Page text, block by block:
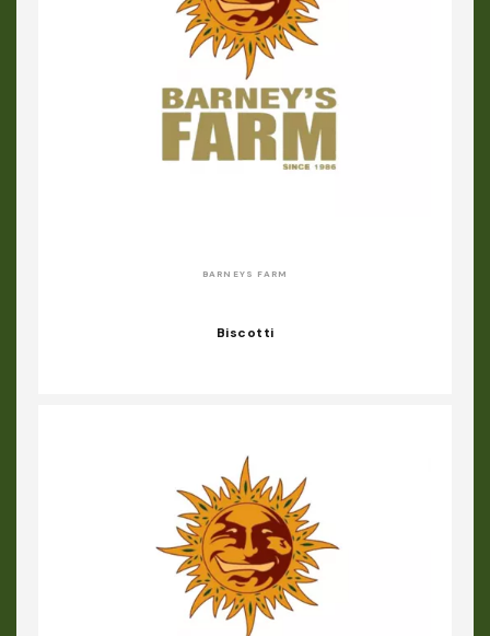
BARNEYS FARM
Biscotti